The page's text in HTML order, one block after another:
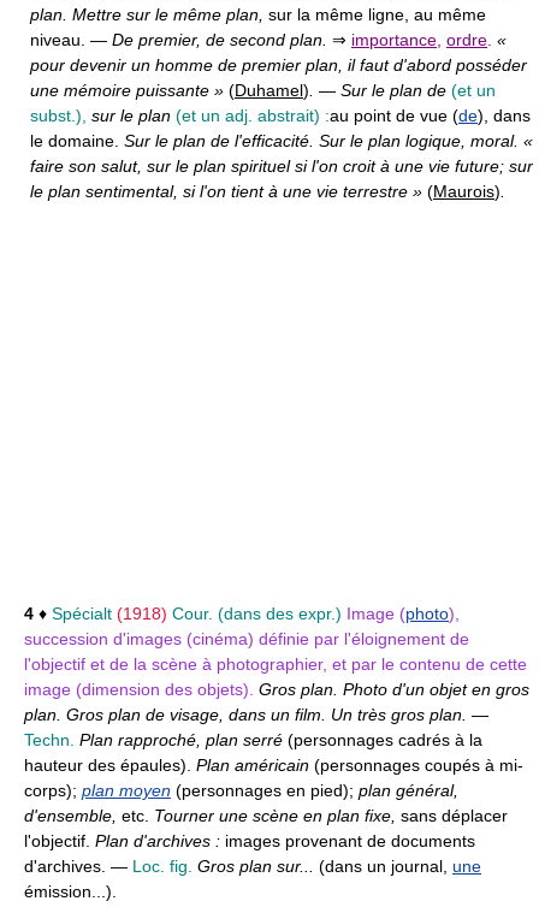
plan. Mettre sur le même plan, sur la même ligne, au même
niveau. — De premier, de second plan. ⇒ importance ordre «
pour devenir un homme de premier plan, il faut d'abord posséder
une mémoire puissante » (Duhamel) — Sur le plan de (et un
subst.), sur le plan (et un adj. abstrait) :au point de vue (de), dans
le domaine. Sur le plan de l'efficacité. Sur le plan logique, moral. «
faire son salut, sur le plan spirituel si l'on croit à une vie future; sur
le plan sentimental, si l'on tient à une vie terrestre » (Maurois)
4 ♦ Spécialt (1918) Cour. (dans des expr.) Image (photo),
succession d'images (cinéma) définie par l'éloignement de
l'objectif et de la scène à photographier, et par le contenu de cette
image (dimension des objets). Gros plan. Photo d'un objet en gros
plan. Gros plan de visage, dans un film. Un très gros plan. —
Techn. Plan rapproché, plan serré (personnages cadrés à la
hauteur des épaules). Plan américain (personnages coupés à mi-
corps); plan moyen (personnages en pied); plan général,
d'ensemble, etc. Tourner une scène en plan fixe, sans déplacer
l'objectif. Plan d'archives : images provenant de documents
d'archives. — Loc. fig. Gros plan sur... (dans un journal, une
émission...).